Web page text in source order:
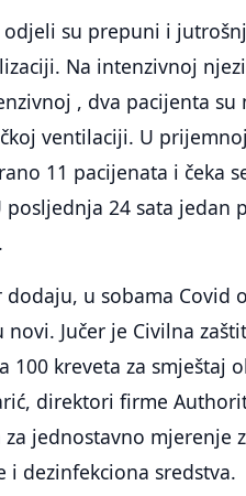
odjeli su prepuni i
Na intenzivnoj
, dva pacijenta
ventilaciji. U
11 pacijenata i čeka
posljednja 24 sata jedan
dodaju, u sobama Covid
novi. Jučer je Civilna
100 kreveta za smještaj
direktori firme
jednostavno mjerenje
i dezinfekciona sredstva.